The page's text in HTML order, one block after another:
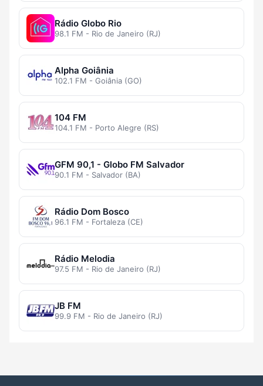
Rádio Globo Rio
98.1 FM - Rio de Janeiro (RJ)
Alpha Goiânia
102.1 FM - Goiânia (GO)
104 FM
104.1 FM - Porto Alegre (RS)
GFM 90,1 - Globo FM Salvador
90.1 FM - Salvador (BA)
Rádio Dom Bosco
96.1 FM - Fortaleza (CE)
Rádio Melodia
97.5 FM - Rio de Janeiro (RJ)
JB FM
99.9 FM - Rio de Janeiro (RJ)